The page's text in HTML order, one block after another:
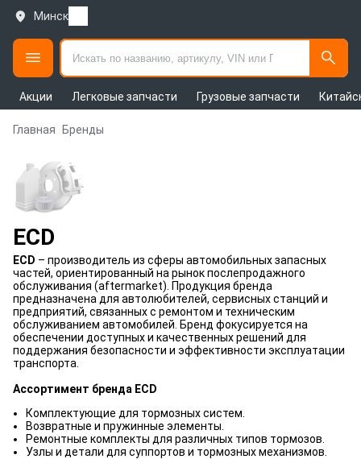
Минск
Акции Легковые запчасти Грузовые запчасти
Главная Бренды
ECD
ECD – производитель из сферы автомобильных запасных
частей, ориентированный на рынок послепродажного
обслуживания (aftermarket). Продукция бренда
предназначена для автолюбителей, сервисных станций и
предприятий, связанных с ремонтом и техническим
обслуживанием автомобилей. Бренд фокусируется на
обеспечении доступных и качественных решений для
поддержания безопасности и эффективности эксплуатации
транспорта.
Ассортимент бренда ECD
Комплектующие для тормозных систем.
Возвратные и пружинные элементы.
Ремонтные комплекты для различных типов тормозов.
Узлы и детали для суппортов и тормозных механизмов.